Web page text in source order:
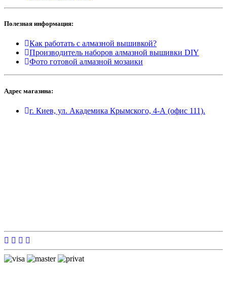
Полезная информация:
Как работать с алмазной вышивкой?
Производитель наборов алмазной вышивки DIY
Фото готовой алмазной мозаики
Адрес магазина:
г. Киев, ул. Академика Крымского, 4-А (офис 111).